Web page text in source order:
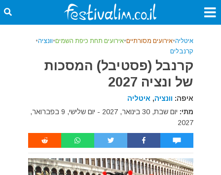
איטליה•אירועים מסורתיים•אירועים תחת כיפת השמים•וונציה•
קרנבלים
קרנבל (פסטיבל) המסכות
של ונציה 2027
איפה: וונציה, איטליה
מתי:
יום שבת, 30 בינואר, 2027 - יום שלישי, 9 בפברואר,
2027